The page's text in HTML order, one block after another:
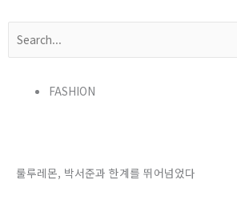
FASHION
룰루레몬, 박서준과 한계를 뛰어넘었다